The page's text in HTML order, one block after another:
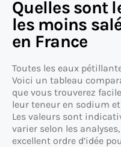
Quelles sont
les moins
en France
Toutes les eaux
Voici un tableau
que vous trouverez
leur teneur en sodium
Les valeurs sont
varier selon les
excellent ordre d’idée